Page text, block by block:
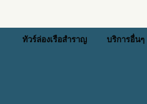
ทัวร์ล่องเรือสำราญ บริการอื่นๆ